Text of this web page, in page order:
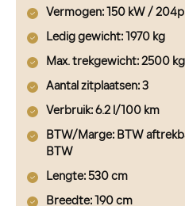
Vermogen: 150 kW /
Ledig gewicht: 1970 kg
Max. trekgewicht: 2500 kg
Aantal zitplaatsen: 3
Verbruik: 6.2 l/100 km
BTW/Marge: BTW
BTW
Lengte: 530 cm
Breedte: 190 cm